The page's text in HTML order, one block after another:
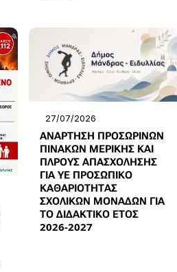
27/07/2026
ΑΝΑΡΤΗΣΗ ΠΡΟΣΩΡΙΝΩΝ
ΠΙΝΑΚΩΝ ΜΕΡΙΚΗΣ ΚΑΙ
ΠΛΡΟΥΣ ΑΠΑΣΧΟΛΗΣΗΣ
ΓΙΑ ΥΕ ΠΡΟΣΩΠΙΚΟ
ΚΑΘΑΡΙΟΤΗΤΑΣ
ΣΧΟΛΙΚΩΝ ΜΟΝΑΔΩΝ ΓΙΑ
ΤΟ ΔΙΔΑΚΤΙΚΟ ΕΤΟΣ
2026-2027